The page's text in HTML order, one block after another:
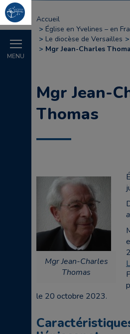
MENU
Accueil
Église en Yvelines – en
Le diocèse de Versailles
Mgr Jean-Charles
Mgr Jean-
Thomas
Mgr Jean-Charles
Thomas
le 20 octobre 2023.